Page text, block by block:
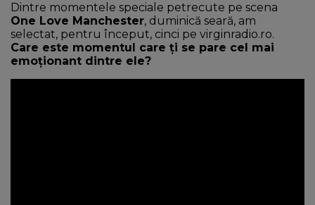
Dintre momentele speciale petrecute pe scena
One Love Manchester, duminică seară, am
selectat, pentru început, cinci pe virginradio.ro.
Care este momentul care ți se pare cel mai
emoționant dintre ele?